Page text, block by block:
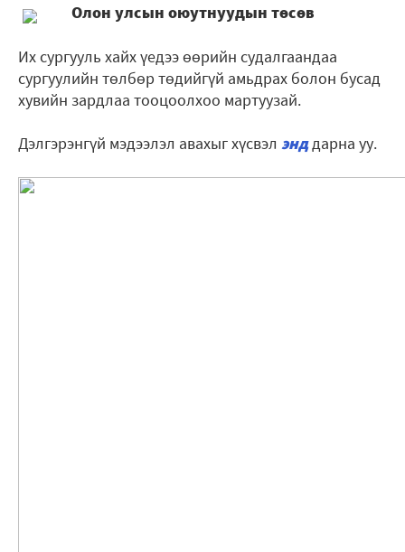
Олон улсын оюутнуудын төсөв
Их сургууль хайх үедээ өөрийн судалгаандаа
сургуулийн төлбөр төдийгүй амьдрах болон бусад
хувийн зардлаа тооцоолхоо мартуузай.
Дэлгэрэнгүй мэдээлэл авахыг хүсвэл энддарна уу.